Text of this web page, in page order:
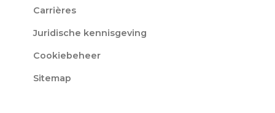
Carrières
Juridische kennisgeving
Cookiebeheer
Sitemap